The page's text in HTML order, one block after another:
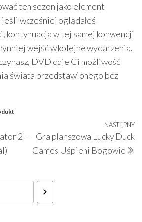
ten sezon jako element
jeśli wcześniej oglądałeś
kontynuacja w tej samej konwencji
wejść w kolejne wydarzenia.
DVD daje Ci możliwość
świata przedstawionego bez
2 –
NASTĘPNY
Gra planszowa Lucky Duck
Games Uśpieni Bogowie